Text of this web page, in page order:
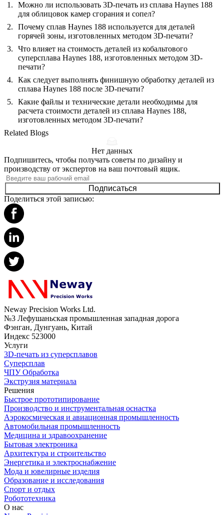
Можно ли использовать 3D-печать из сплава Haynes 188
для облицовок камер сгорания и сопел?
Почему сплав Haynes 188 используется для деталей
горячей зоны, изготовленных методом 3D-печати?
Что влияет на стоимость деталей из кобальтового
суперсплава Haynes 188, изготовленных методом 3D-
печати?
Как следует выполнять финишную обработку деталей из
сплава Haynes 188 после 3D-печати?
Какие файлы и технические детали необходимы для
расчета стоимости деталей из сплава Haynes 188,
изготовленных методом 3D-печати?
Related Blogs
Нет данных
Подпишитесь, чтобы получать советы по дизайну и
производству от экспертов на ваш почтовый ящик.
Подписаться
Поделиться этой записью:
Neway Precision Works Ltd.
№3 Лефушаньская промышленная западная дорога
Фэнган, Дунгуань, Китай
Индекс 523000
Услуги
3D-печать из суперсплавов
Суперсплав
ЧПУ Обработка
Экструзия материала
Решения
Быстрое прототипирование
Производство и инструментальная оснастка
Аэрокосмическая и авиационная промышленность
Автомобильная промышленность
Медицина и здравоохранение
Бытовая электроника
Архитектура и строительство
Энергетика и электроснабжение
Мода и ювелирные изделия
Образование и исследования
Спорт и отдых
Робототехника
О нас